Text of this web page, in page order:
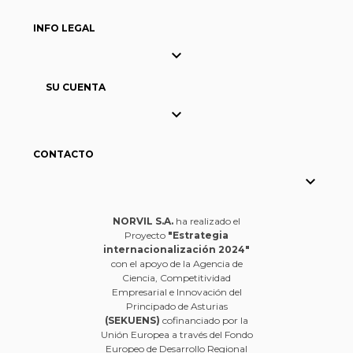
INFO LEGAL

SU CUENTA

CONTACTO

NORVIL S.A. ha realizado el
Proyecto "Estrategia
internacionalización 2024"
con el apoyo de la Agencia de
Ciencia, Competitividad
Empresarial e Innovación del
Principado de Asturias
(SEKUENS) cofinanciado por la
Unión Europea a través del Fondo
Europeo de Desarrollo Regional